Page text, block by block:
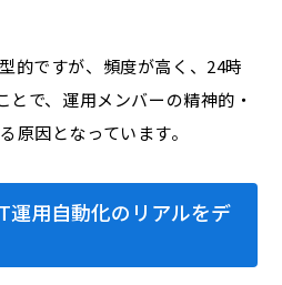
的ですが、頻度が高く、24時
で、運用メンバーの精神的・
原因となっています。
運用自動化のリアルをデ